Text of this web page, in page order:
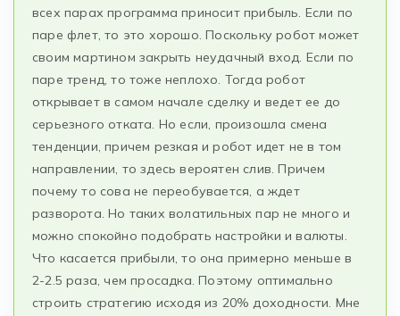
всех парах программа приносит прибыль. Если по
паре флет, то это хорошо. Поскольку робот может
своим мартином закрыть неудачный вход. Если по
паре тренд, то тоже неплохо. Тогда робот
открывает в самом начале сделку и ведет ее до
серьезного отката. Но если, произошла смена
тенденции, причем резкая и робот идет не в том
направлении, то здесь вероятен слив. Причем
почему то сова не переобувается, а ждет
разворота. Но таких волатильных пар не много и
можно спокойно подобрать настройки и валюты.
Что касается прибыли, то она примерно меньше в
2-2.5 раза, чем просадка. Поэтому оптимально
строить стратегию исходя из 20% доходности. Мне